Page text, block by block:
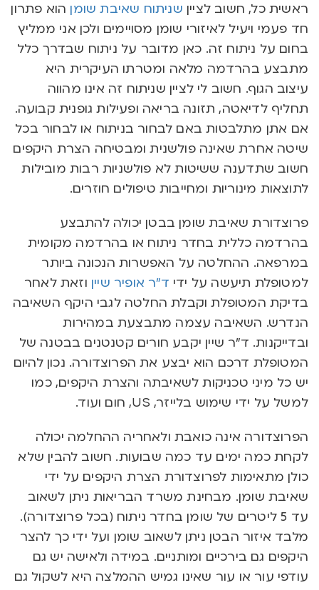
ראשית כל, חשוב לציין שניתוח שאיבת שומן הוא פתרון
חד פעמי ויעיל לאיזורי שומן מסויימים ולכן אני ממליץ
בחום על ניתוח זה. כאן מדובר על ניתוח שבדרך כלל
מתבצע בהרדמה מלאה ומטרתו העיקרית היא
עיצוב הגוף. חשוב לי לציין שניתוח זה אינו מהווה
תחליף לדיאטה, תזונה בריאה ופעילות גופנית קבועה.
אם אתן מתלבטות באם לבחור בניתוח או לבחור בכל
שיטה אחרת שאינה פולשנית ומבטיחה הצרת היקפים
חשוב שתדענה ששיטות לא פולשניות רבות מובילות
לתוצאות מינוריות ומחייבות טיפולים חוזרים.
פרוצדורת שאיבת שומן בבטן יכולה להתבצע
בהרדמה כללית בחדר ניתוח או בהרדמה מקומית
במרפאה. ההחלטה על האפשרות הנכונה ביותר
למטופלת תיעשה על ידי ד”ר אופיר שיין וזאת לאחר
בדיקת המטופלת וקבלת החלטה לגבי היקף השאיבה
הנדרש. השאיבה עצמה מתבצעת במהירות
ובדייקנות. ד”ר שיין יקבע חורים קטנטנים בבטנה של
המטופלת דרכם הוא יבצע את הפרוצדורה. נכון להיום
יש כל מיני טכניקות לשאיבתה והצרת היקפים, כמו
למשל על ידי שימוש בלייזר, US, חום ועוד.
הפרוצדורה אינה כואבת ולאחריה ההחלמה יכולה
לקחת כמה ימים עד כמה שבועות. חשוב להבין שלא
כולן מתאימות לפרוצדורת הצרת היקפים על ידי
שאיבת שומן. מבחינת משרד הבריאות ניתן לשאוב
עד 5 ליטרים של שומן בחדר ניתוח (בכל פרוצדורה).
מלבד איזור הבטן ניתן לשאוב שומן ועל ידי כך להצר
היקפים גם בירכיים ומותניים. במידה ולאישה יש גם
עודפי עור או עור שאינו גמיש ההמלצה היא לשקול גם